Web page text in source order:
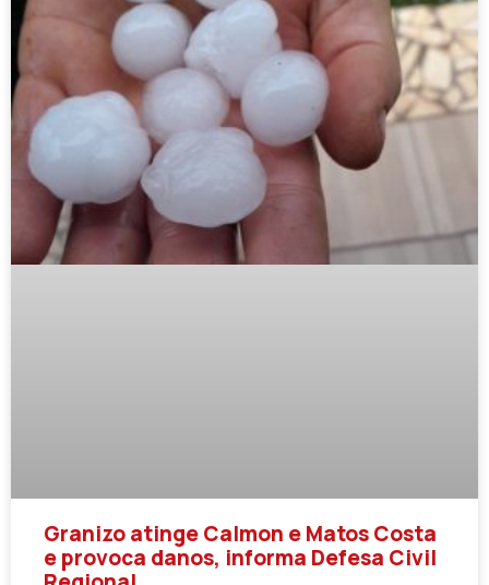
Granizo atinge Calmon e Matos Costa
e provoca danos, informa Defesa Civil